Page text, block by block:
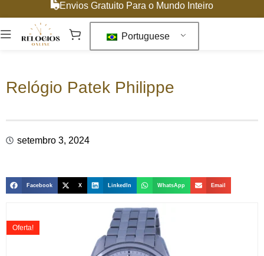
Envios Gratuito Para o Mundo Inteiro
Portuguese
Relógio Patek Philippe
setembro 3, 2024
Facebook X LinkedIn WhatsApp Email
Oferta!